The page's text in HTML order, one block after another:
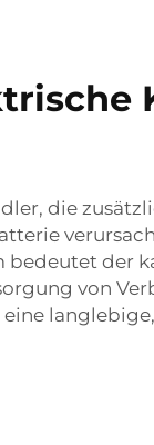
die
der
von